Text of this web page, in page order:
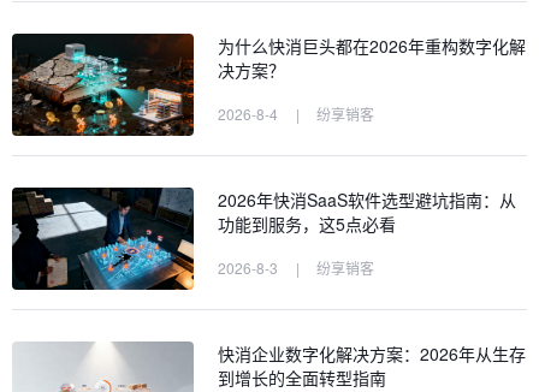
为什么快消巨头都在2026年重构数字化解
决方案？
2026-8-4 | 纷享销客
2026年快消SaaS软件选型避坑指南：从
功能到服务，这5点必看
2026-8-3 | 纷享销客
快消企业数字化解决方案：2026年从生存
到增长的全面转型指南